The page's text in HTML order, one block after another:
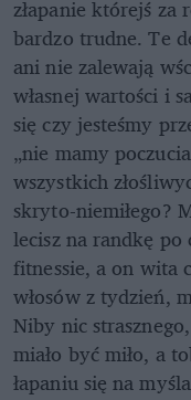
złapanie którejś
bardzo trudne. Te
ani nie zalewają
własnej wartości i
się czy jesteśmy
„nie mamy
wszystkich
skryto-niemiłego?
lecisz na randkę
fitnessie, a on wita
włosów z tydzień,
Niby nic
miało być miło, a
łapaniu się na